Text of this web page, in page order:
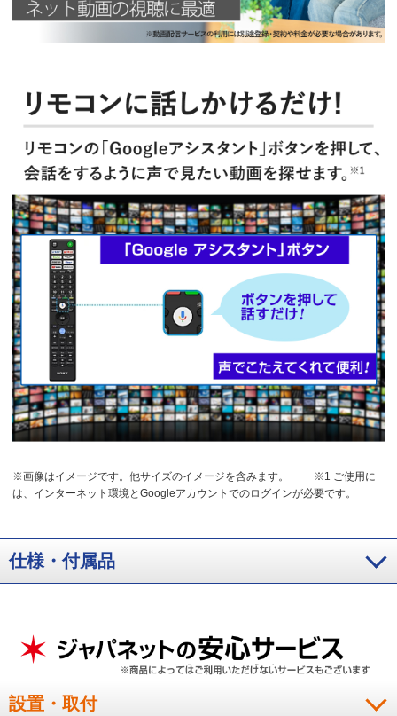
※画像はイメージです。他サイズのイメージを含みます。
※1 ご使用に
は、インターネット環境とGoogleアカウントでのログインが必要です。
仕様・付属品
設置・取付